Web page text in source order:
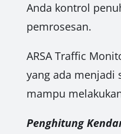
Anda kontrol
pemrosesan.
ARSA Traffic
yang ada menjadi
mampu
Penghitung